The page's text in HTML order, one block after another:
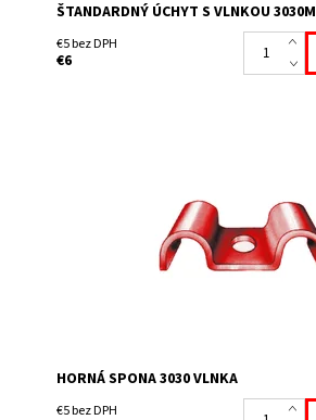
ŠTANDARDNÝ ÚCHYT S VLNKOU 3030M
€5 bez DPH
€6
HORNÁ SPONA 3030 VLNKA
€5 bez DPH